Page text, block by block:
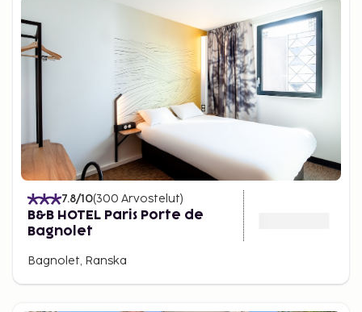
7.8/10(300 Arvostelut)
B&B HOTEL Paris Porte de
Bagnolet
Bagnolet, Ranska